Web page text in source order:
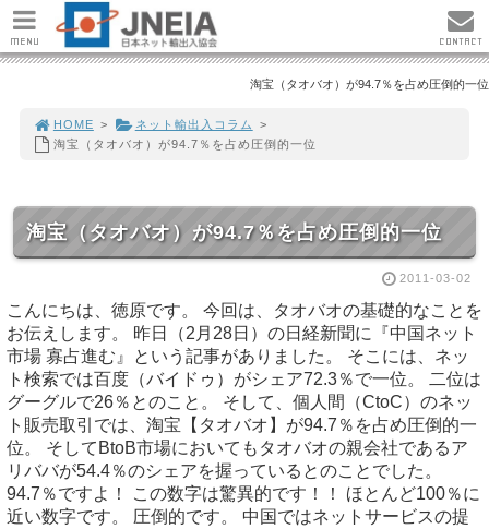
淘宝（タオバオ）が94.7％を占め圧倒的一位
HOME > ネット輸出入コラム
>
淘宝（タオバオ）が94.7％を占め圧倒的一位
淘宝（タオバオ）が94.7％を占め圧倒的一位
2011-03-02
こんにちは、徳原です。 今回は、タオバオの基礎的なことを
お伝えします。 昨日（2月28日）の日経新聞に『中国ネット
市場 寡占進む』という記事がありました。 そこには、ネッ
ト検索では百度（バイドゥ）がシェア72.3％で一位。 二位は
グーグルで26％とのこと。 そして、個人間（CtoC）のネッ
ト販売取引では、淘宝【タオバオ】が94.7％を占め圧倒的一
位。 そしてBtoB市場においてもタオバオの親会社であるア
リババが54.4％のシェアを握っているとのことでした。
94.7％ですよ！ この数字は驚異的です！！ ほとんど100％に
近い数字です。 圧倒的です。 中国ではネットサービスの提
MENU CONTACT